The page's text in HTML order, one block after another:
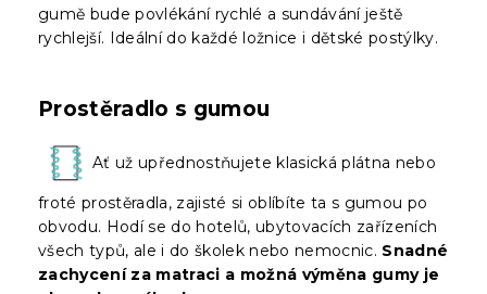
gumě bude povlékání rychlé a sundávání ještě
rychlejší. Ideální do každé ložnice i dětské postýlky.
Prostěradlo s gumou
Ať už upřednostňujete klasická plátna nebo
froté prostěradla, zajisté si oblíbíte ta s gumou po
obvodu. Hodí se do hotelů, ubytovacích zařízeních
všech typů, ale i do školek nebo nemocnic. Snadné
zachycení za matraci a možná výměna gumy je